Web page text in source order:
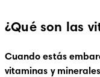
¿Qué son las
Cuando estás
vitaminas y